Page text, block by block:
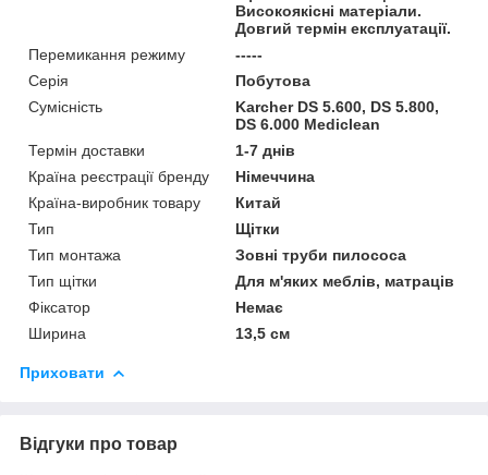
Високоякісні матеріали.
Довгий термін експлуатації.
Перемикання режиму
-----
Серія
Побутова
Сумісність
Karcher DS 5.600, DS 5.800,
DS 6.000 Mediclean
Термін доставки
1-7 днів
Країна реєстрації бренду
Німеччина
Країна-виробник товару
Китай
Тип
Щітки
Тип монтажа
Зовні труби пилососа
Тип щітки
Для м'яких меблів, матраців
Фіксатор
Немає
Ширина
13,5 см
Приховати
Відгуки про товар